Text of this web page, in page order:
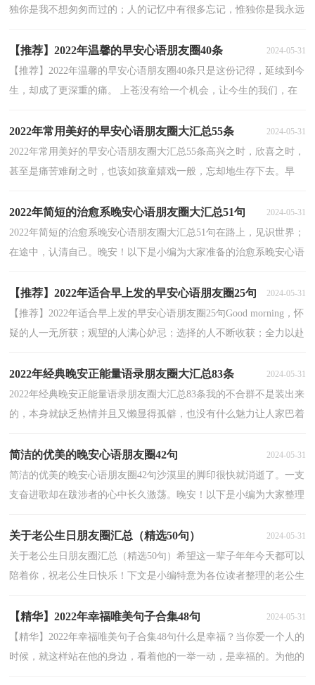
独你是我不想匆匆而过的；人的记忆中有很多忘记，惟独你是我永远
【推荐】2022年温馨的早安心语朋友圈40条 2024-05-31
【推荐】2022年温馨的早安心语朋友圈40条只是这份记得，延续到今
生，却成了更深重的痛。 上苍没有给一个机会，让今生的我们，在
2022年常用美好的早安心语朋友圈大汇总55条 2024-05-31
2022年常用美好的早安心语朋友圈大汇总55条高兴之时，欣喜之时，
甚至是痛苦难耐之时，也该如孩童嬉戏一般，忘却地生存下去。早
2022年简短的治愈系晚安心语朋友圈大汇总51句 2024-05-31
2022年简短的治愈系晚安心语朋友圈大汇总51句在路上，见识世界；
在途中，认清自己。晚安！以下是小编为大家准备的治愈系晚安心语
【推荐】2022年适合早上发的早安心语朋友圈25句 2024-05-31
【推荐】2022年适合早上发的早安心语朋友圈25句Good morning，怀
疑的人一无所获；观望的人满心妒忌；选择的人不断收获；全力以赴
2022年经典晚安正能量语录朋友圈大汇总83条 2024-05-31
2022年经典晚安正能量语录朋友圈大汇总83条我的不合群不是装出来
的，本身就缺乏热情并且又懒显得孤僻，也没有什么魅力让人家巴着
简洁的优美的晚安心语朋友圈42句 2024-05-31
简洁的优美的晚安心语朋友圈42句沙漠里的脚印很快就消逝了。一支
支奋进歌却在跋涉者的心中长久激荡。晚安！以下是小编为大家整理
关于老公生日朋友圈汇总（精选50句） 2024-05-31
关于老公生日朋友圈汇总（精选50句）希望这一辈子年年今天都可以
陪着你，祝老公生日快乐！下文是小编特意为各位读者整理的老公生
【精华】2022年幸福唯美句子合集48句 2024-05-31
【精华】2022年幸福唯美句子合集48句什么是幸福？当你爱一个人的
时候，就这样站在他的身边，看着他的一举一动，是幸福的。为他的